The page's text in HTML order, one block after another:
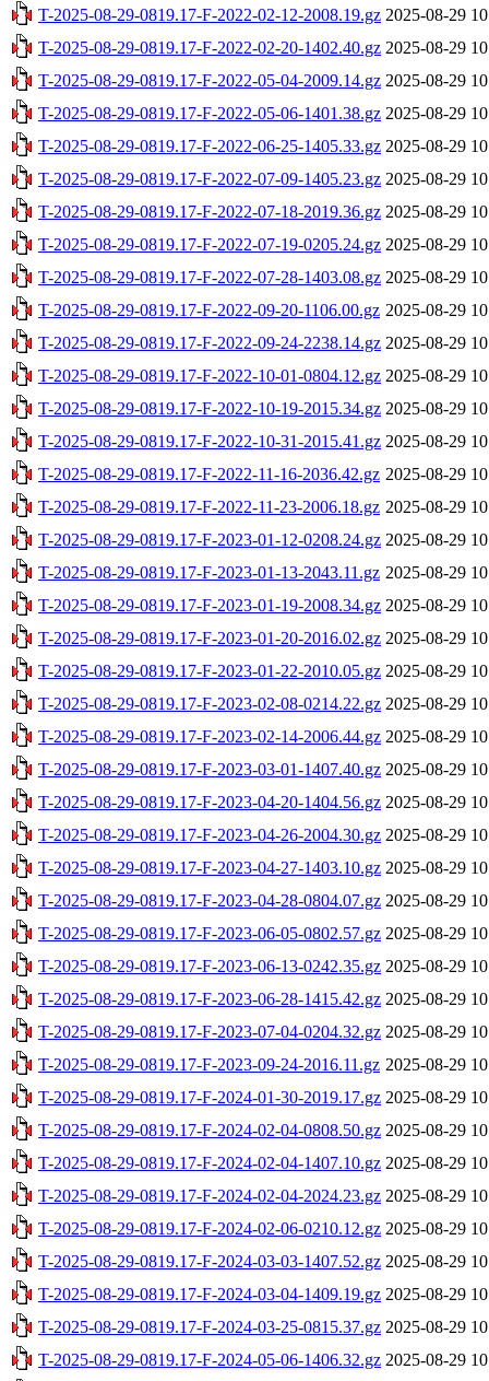
T-2025-08-29-0819.17-F-2022-02-12-2008.19.gz 2025-08-29
T-2025-08-29-0819.17-F-2022-02-20-1402.40.gz 2025-08-29
T-2025-08-29-0819.17-F-2022-05-04-2009.14.gz 2025-08-29
T-2025-08-29-0819.17-F-2022-05-06-1401.38.gz 2025-08-29
T-2025-08-29-0819.17-F-2022-06-25-1405.33.gz 2025-08-29
T-2025-08-29-0819.17-F-2022-07-09-1405.23.gz 2025-08-29
T-2025-08-29-0819.17-F-2022-07-18-2019.36.gz 2025-08-29
T-2025-08-29-0819.17-F-2022-07-19-0205.24.gz 2025-08-29
T-2025-08-29-0819.17-F-2022-07-28-1403.08.gz 2025-08-29
T-2025-08-29-0819.17-F-2022-09-20-1106.00.gz 2025-08-29
T-2025-08-29-0819.17-F-2022-09-24-2238.14.gz 2025-08-29
T-2025-08-29-0819.17-F-2022-10-01-0804.12.gz 2025-08-29
T-2025-08-29-0819.17-F-2022-10-19-2015.34.gz 2025-08-29
T-2025-08-29-0819.17-F-2022-10-31-2015.41.gz 2025-08-29
T-2025-08-29-0819.17-F-2022-11-16-2036.42.gz 2025-08-29
T-2025-08-29-0819.17-F-2022-11-23-2006.18.gz 2025-08-29
T-2025-08-29-0819.17-F-2023-01-12-0208.24.gz 2025-08-29
T-2025-08-29-0819.17-F-2023-01-13-2043.11.gz 2025-08-29
T-2025-08-29-0819.17-F-2023-01-19-2008.34.gz 2025-08-29
T-2025-08-29-0819.17-F-2023-01-20-2016.02.gz 2025-08-29
T-2025-08-29-0819.17-F-2023-01-22-2010.05.gz 2025-08-29
T-2025-08-29-0819.17-F-2023-02-08-0214.22.gz 2025-08-29
T-2025-08-29-0819.17-F-2023-02-14-2006.44.gz 2025-08-29
T-2025-08-29-0819.17-F-2023-03-01-1407.40.gz 2025-08-29
T-2025-08-29-0819.17-F-2023-04-20-1404.56.gz 2025-08-29
T-2025-08-29-0819.17-F-2023-04-26-2004.30.gz 2025-08-29
T-2025-08-29-0819.17-F-2023-04-27-1403.10.gz 2025-08-29
T-2025-08-29-0819.17-F-2023-04-28-0804.07.gz 2025-08-29
T-2025-08-29-0819.17-F-2023-06-05-0802.57.gz 2025-08-29
T-2025-08-29-0819.17-F-2023-06-13-0242.35.gz 2025-08-29
T-2025-08-29-0819.17-F-2023-06-28-1415.42.gz 2025-08-29
T-2025-08-29-0819.17-F-2023-07-04-0204.32.gz 2025-08-29
T-2025-08-29-0819.17-F-2023-09-24-2016.11.gz 2025-08-29
T-2025-08-29-0819.17-F-2024-01-30-2019.17.gz 2025-08-29
T-2025-08-29-0819.17-F-2024-02-04-0808.50.gz 2025-08-29
T-2025-08-29-0819.17-F-2024-02-04-1407.10.gz 2025-08-29
T-2025-08-29-0819.17-F-2024-02-04-2024.23.gz 2025-08-29
T-2025-08-29-0819.17-F-2024-02-06-0210.12.gz 2025-08-29
T-2025-08-29-0819.17-F-2024-03-03-1407.52.gz 2025-08-29
T-2025-08-29-0819.17-F-2024-03-04-1409.19.gz 2025-08-29
T-2025-08-29-0819.17-F-2024-03-25-0815.37.gz 2025-08-29
T-2025-08-29-0819.17-F-2024-05-06-1406.32.gz 2025-08-29